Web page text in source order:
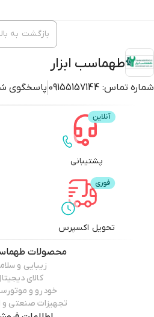
طهماسب ابزار
شماره تماس: 09155157144 پاسخگوی
بازگشت به
پشتیبانی
تحویل اکسپرس
محصولات
زیبایی و
کالای
خودرو و
تجهیزات صنعتی و